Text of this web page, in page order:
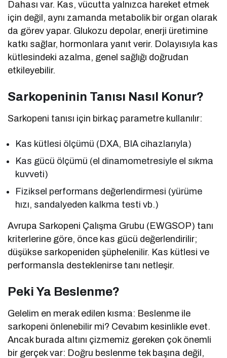
Dahası var. Kas, vücutta yalnızca hareket etmek
için değil, aynı zamanda metabolik bir organ olarak
da görev yapar. Glukozu depolar, enerji üretimine
katkı sağlar, hormonlara yanıt verir. Dolayısıyla kas
kütlesindeki azalma, genel sağlığı doğrudan
etkileyebilir.
Sarkopeninin Tanısı Nasıl Konur?
Sarkopeni tanısı için birkaç parametre kullanılır:
Kas kütlesi ölçümü (DXA, BIA cihazlarıyla)
Kas gücü ölçümü (el dinamometresiyle el sıkma
kuvveti)
Fiziksel performans değerlendirmesi (yürüme
hızı, sandalyeden kalkma testi vb.)
Avrupa Sarkopeni Çalışma Grubu (EWGSOP) tanı
kriterlerine göre, önce kas gücü değerlendirilir;
düşükse sarkopeniden şüphelenilir. Kas kütlesi ve
performansla desteklenirse tanı netleşir.
Peki Ya Beslenme?
Gelelim en merak edilen kısma: Beslenme ile
sarkopeni önlenebilir mi? Cevabım kesinlikle evet.
Ancak burada altını çizmemiz gereken çok önemli
bir gerçek var: Doğru beslenme tek başına değil,